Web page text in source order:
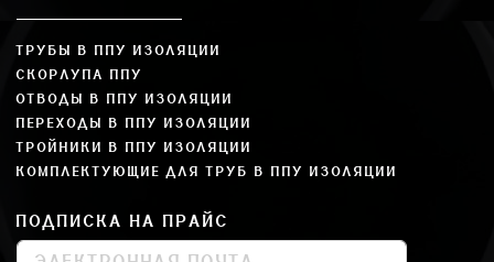
ТРУБЫ В ППУ ИЗОЛЯЦИИ
СКОРЛУПА ППУ
ОТВОДЫ В ППУ ИЗОЛЯЦИИ
ПЕРЕХОДЫ В ППУ ИЗОЛЯЦИИ
ТРОЙНИКИ В ППУ ИЗОЛЯЦИИ
КОМПЛЕКТУЮЩИЕ ДЛЯ ТРУБ В ППУ ИЗОЛЯЦИИ
ПОДПИСКА НА ПРАЙС